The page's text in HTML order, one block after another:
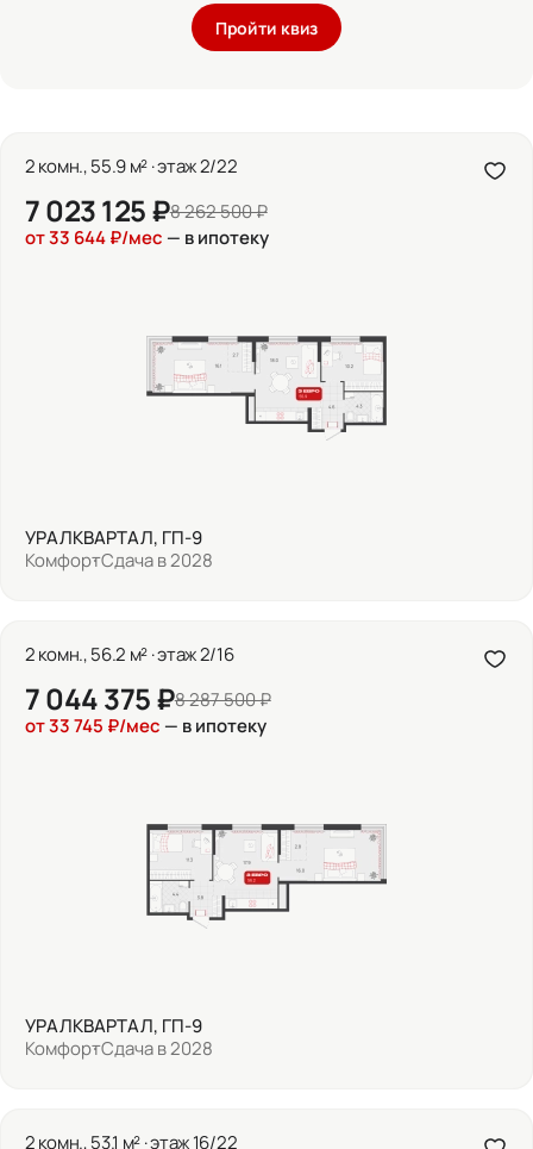
2 комн., 55.9 м² · этаж 2/22
7 023 125 ₽8 262 500 ₽
от 33 644 ₽/мес — в ипотеку
УРАЛКВАРТАЛ, ГП-9
КомфортСдача в 2028
2 комн., 56.2 м² · этаж 2/16
7 044 375 ₽8 287 500 ₽
от 33 745 ₽/мес — в ипотеку
УРАЛКВАРТАЛ, ГП-9
КомфортСдача в 2028
2 комн., 53.1 м² · этаж 16/22
Пройти квиз